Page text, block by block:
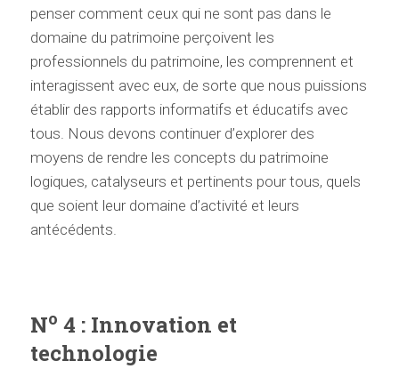
penser comment ceux qui ne sont pas dans le
domaine du patrimoine perçoivent les
professionnels du patrimoine, les comprennent et
interagissent avec eux, de sorte que nous puissions
établir des rapports informatifs et éducatifs avec
tous. Nous devons continuer d’explorer des
moyens de rendre les concepts du patrimoine
logiques, catalyseurs et pertinents pour tous, quels
que soient leur domaine d’activité et leurs
antécédents.
No 4 : Innovation et
technologie